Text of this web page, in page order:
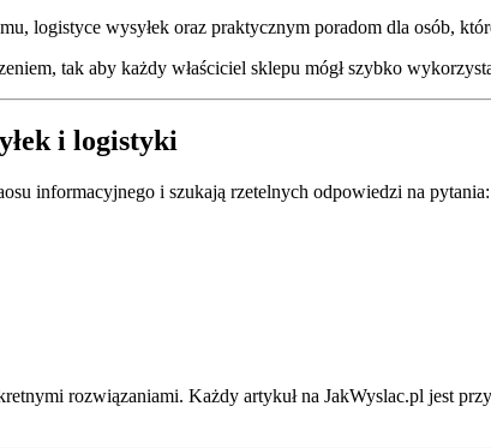
logistyce wysyłek oraz praktycznym poradom dla osób,
tak aby każdy właściciel sklepu mógł szybko
i logistyki
informacyjnego i szukają rzetelnych odpowiedzi na pytania:
rozwiązaniami. Każdy artykuł na JakWyslac.pl jest